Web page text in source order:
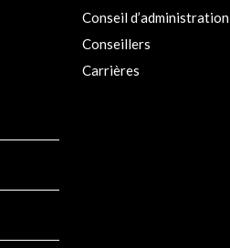
Conseil d’administration
Conseillers
Carrières